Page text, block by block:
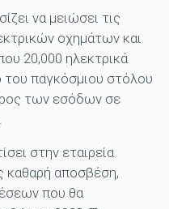
να μειώσει τις
οχημάτων και
20,000 ηλεκτρικά
του παγκόσμιου στόλου
των εσόδων σε
στην εταιρεία
καθαρή αποσβέση,
που θα